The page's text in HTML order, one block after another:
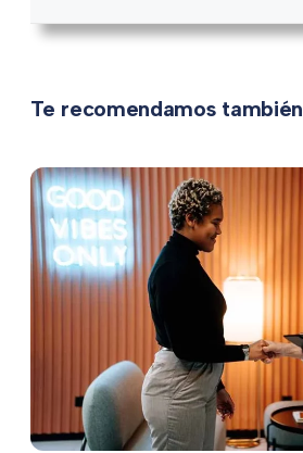
Te recomendamos también